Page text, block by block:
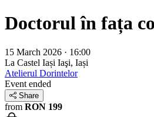
Doctorul în fața
15 March 2026 · 16:00
La Castel Iași Iaşi, Iași
Atelierul Dorintelor
Event ended
Share
from RON 199